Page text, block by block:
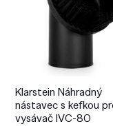
Klarstein Náhradný
nástavec s kefkou
vysávač IVC-80